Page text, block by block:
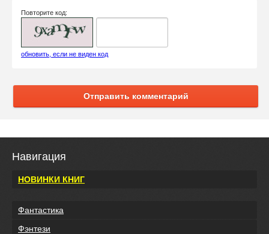
Повторите код:
обновить, если не виден код
Отправить комментарий
Навигация
НОВИНКИ КНИГ
Фантастика
Фэнтези